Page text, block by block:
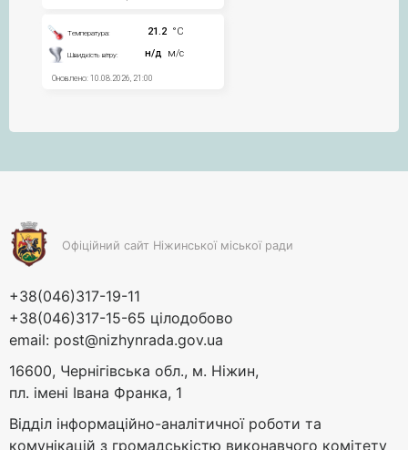
Офіційний сайт Ніжинської міської ради
+38(046)317-19-11
+38(046)317-15-65 цілодобово
email: post@nizhynrada.gov.ua
16600, Чернігівська обл., м. Ніжин,
пл. імені Івана Франка, 1
Відділ інформаційно-аналітичної роботи та
комунікацій з громадськістю виконавчого комітету